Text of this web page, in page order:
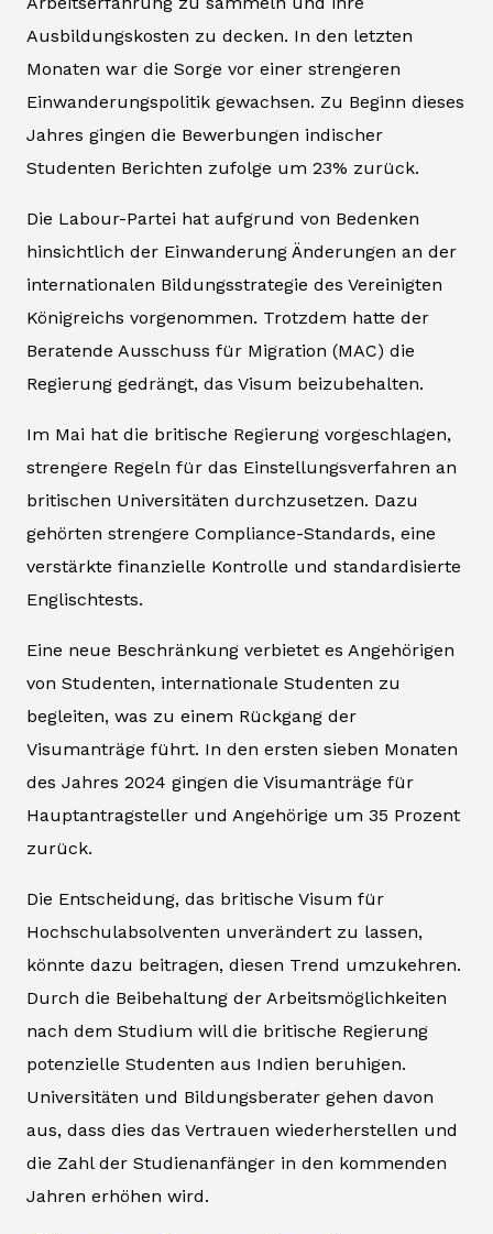
Ausbildungskosten zu decken. In den letzten
Monaten war die Sorge vor einer strengeren
Einwanderungspolitik gewachsen. Zu Beginn dieses
Jahres gingen die Bewerbungen indischer
Studenten Berichten zufolge um 23% zurück.
Die Labour-Partei hat aufgrund von Bedenken
hinsichtlich der Einwanderung Änderungen an der
internationalen Bildungsstrategie des Vereinigten
Königreichs vorgenommen. Trotzdem hatte der
Beratende Ausschuss für Migration (MAC) die
Regierung gedrängt, das Visum beizubehalten.
Im Mai hat die britische Regierung vorgeschlagen,
strengere Regeln für das Einstellungsverfahren an
britischen Universitäten durchzusetzen. Dazu
gehörten strengere Compliance-Standards, eine
verstärkte finanzielle Kontrolle und standardisierte
Englischtests.
Eine neue Beschränkung verbietet es Angehörigen
von Studenten, internationale Studenten zu
begleiten, was zu einem Rückgang der
Visumanträge führt. In den ersten sieben Monaten
des Jahres 2024 gingen die Visumanträge für
Hauptantragsteller und Angehörige um 35 Prozent
zurück.
Die Entscheidung, das britische Visum für
Hochschulabsolventen unverändert zu lassen,
könnte dazu beitragen, diesen Trend umzukehren.
Durch die Beibehaltung der Arbeitsmöglichkeiten
nach dem Studium will die britische Regierung
potenzielle Studenten aus Indien beruhigen.
Universitäten und Bildungsberater gehen davon
aus, dass dies das Vertrauen wiederherstellen und
die Zahl der Studienanfänger in den kommenden
Jahren erhöhen wird.